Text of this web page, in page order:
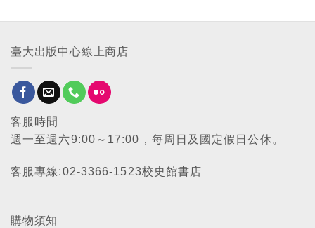
臺大出版中心線上商店
客服時間
週一至週六9:00～17:00，每周日及國定假日公休。
客服專線:02-3366-1523校史館書店
購物須知